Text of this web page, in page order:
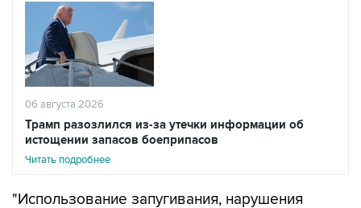
06 августа 2026
Трамп разозлился из-за утечки информации об
истощении запасов боеприпасов
Читать подробнее
"Использование запугивания, нарушения
рычага давления - провальная стратегия.